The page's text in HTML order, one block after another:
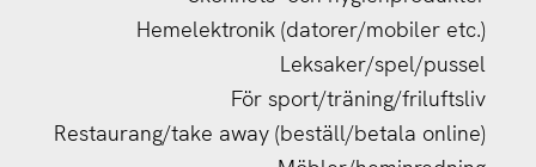
Restaurang/take away (beställ/betala online)
Restaurang/take away (beställ/betala online)
För sport/träning/friluftsliv
Leksaker/spel/pussel
Hemelektronik (datorer/mobiler etc.)